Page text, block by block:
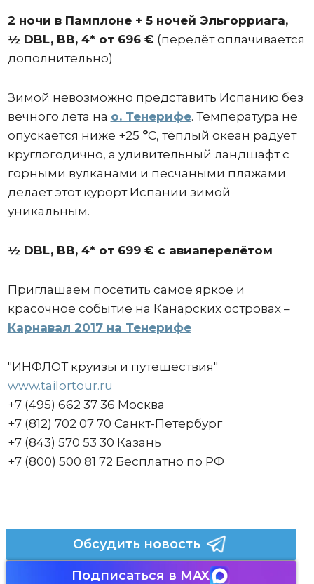
2 ночи в Памплоне + 5 ночей Эльгорриага,
½ DBL, BB, 4* от 696 € (перелёт оплачивается
дополнительно)
Зимой невозможно представить Испанию без
вечного лета на о. Тенерифе. Температура не
опускается ниже +25 ºС, тёплый океан радует
круглогодично, а удивительный ландшафт с
горными вулканами и песчаными пляжами
делает этот курорт Испании зимой
уникальным.
½ DBL, BB, 4* от 699 € с авиаперелётом
Приглашаем посетить самое яркое и
красочное событие на Канарских островах –
Карнавал 2017 на Тенерифе
"ИНФЛОТ круизы и путешествия"
www.tailortour.ru
+7 (495) 662 37 36 Москва
+7 (812) 702 07 70 Санкт-Петербург
+7 (843) 570 53 30 Казань
+7 (800) 500 81 72 Бесплатно по РФ
Обсудить новость
Подписаться в MAX